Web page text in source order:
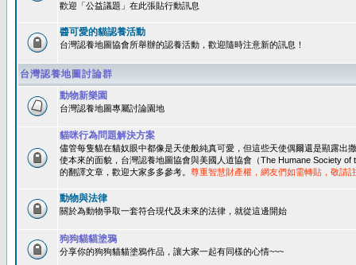
歡迎「公益議題」在此張貼行動訊息
醬可愛的貓認養活動
台灣認養地圖協會所舉辦的認養活動，歡迎隨時注意新的訊息！
台灣認養地圖討論群
動物新樂園
台灣認養地圖專屬討論園地
貓咪行為問題解決方案
儘管每隻貓在貓奴眼中都像是天使般純真可愛，但這些天使偶爾還是顯露出
使本來的面貌，台灣認養地圖協會與美國人道協會（The Humane Society
的翻譯文章，歡迎大家多多參考。 尊重智慧財產權，網友們如需轉貼，敬請
動物與法律
關於為動物爭取一套符合現代及未來的法律，就從這邊開始
狗狗貓貓塗鴉
分享你的狗狗貓貓塗鴉作品，讓大家一起有同樣的心情~~~